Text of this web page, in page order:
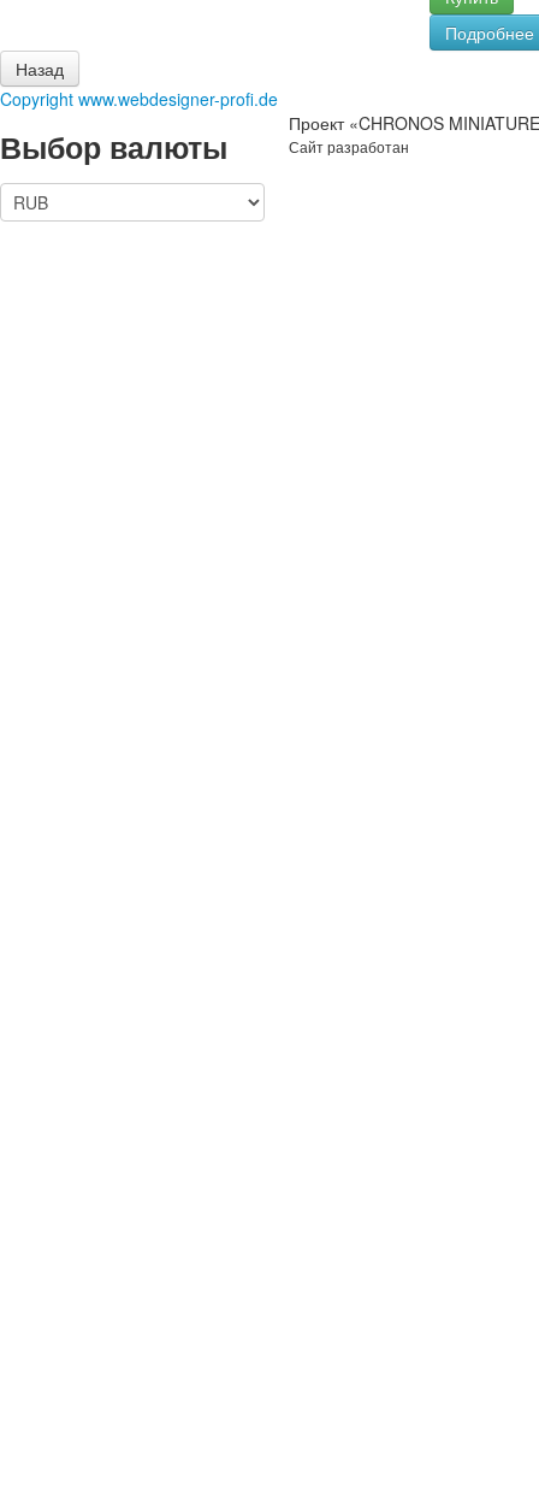
Подробнее
Copyright www.webdesigner-profi.de
Выбор валюты
Проект «CHRONOS
Сайт разработан